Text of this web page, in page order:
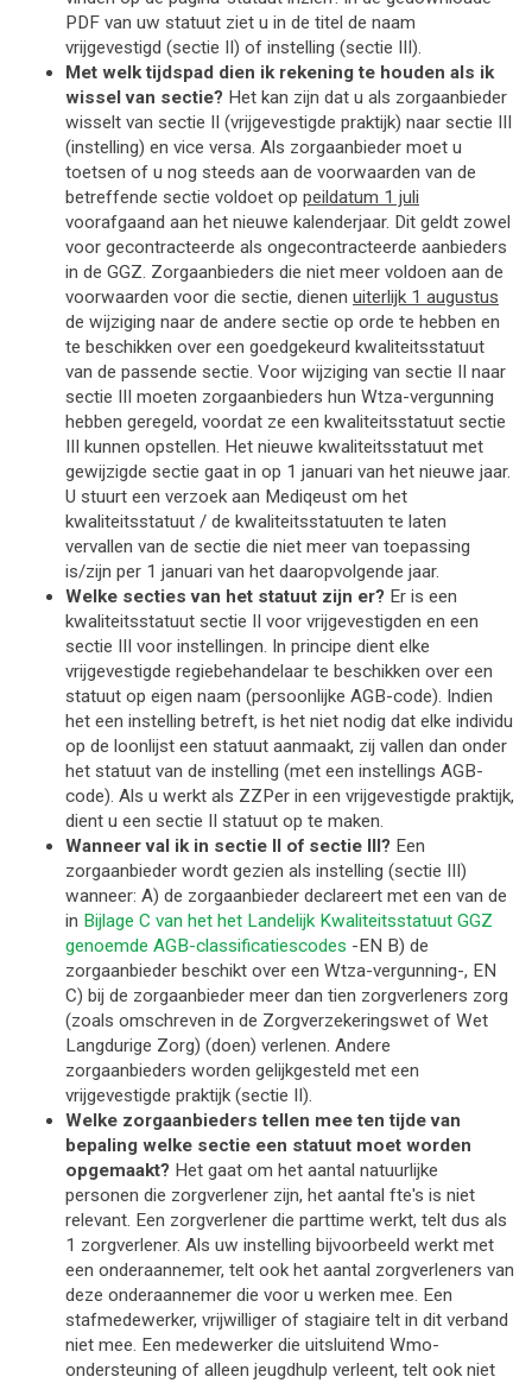
PDF van uw statuut ziet u in de titel de naam
vrijgevestigd (sectie II) of instelling (sectie III).
Met welk tijdspad dien ik rekening te houden als ik
wissel van sectie? Het kan zijn dat u als zorgaanbieder
wisselt van sectie II (vrijgevestigde praktijk) naar sectie III
(instelling) en vice versa. Als zorgaanbieder moet u
toetsen of u nog steeds aan de voorwaarden van de
betreffende sectie voldoet op peildatum 1 juli
voorafgaand aan het nieuwe kalenderjaar. Dit geldt zowel
voor gecontracteerde als ongecontracteerde aanbieders
in de GGZ. Zorgaanbieders die niet meer voldoen aan de
voorwaarden voor die sectie, dienen uiterlijk 1 augustus
de wijziging naar de andere sectie op orde te hebben en
te beschikken over een goedgekeurd kwaliteitsstatuut
van de passende sectie. Voor wijziging van sectie II naar
sectie III moeten zorgaanbieders hun Wtza-vergunning
hebben geregeld, voordat ze een kwaliteitsstatuut sectie
III kunnen opstellen. Het nieuwe kwaliteitsstatuut met
gewijzigde sectie gaat in op 1 januari van het nieuwe jaar.
U stuurt een verzoek aan Mediqeust om het
kwaliteitsstatuut / de kwaliteitsstatuuten te laten
vervallen van de sectie die niet meer van toepassing
is/zijn per 1 januari van het daaropvolgende jaar.
Welke secties van het statuut zijn er? Er is een
kwaliteitsstatuut sectie II voor vrijgevestigden en een
sectie III voor instellingen. In principe dient elke
vrijgevestigde regiebehandelaar te beschikken over een
statuut op eigen naam (persoonlijke AGB-code). Indien
het een instelling betreft, is het niet nodig dat elke individu
op de loonlijst een statuut aanmaakt, zij vallen dan onder
het statuut van de instelling (met een instellings AGB-
code). Als u werkt als ZZPer in een vrijgevestigde praktijk,
dient u een sectie II statuut op te maken.
Wanneer val ik in sectie II of sectie III? Een
zorgaanbieder wordt gezien als instelling (sectie III)
wanneer: A) de zorgaanbieder declareert met een van de
in Bijlage C van het het Landelijk Kwaliteitsstatuut GGZ
genoemde AGB-classificatiescodes -EN B) de
zorgaanbieder beschikt over een Wtza-vergunning-, EN
C) bij de zorgaanbieder meer dan tien zorgverleners zorg
(zoals omschreven in de Zorgverzekeringswet of Wet
Langdurige Zorg) (doen) verlenen. Andere
zorgaanbieders worden gelijkgesteld met een
vrijgevestigde praktijk (sectie II).
Welke zorgaanbieders tellen mee ten tijde van
bepaling welke sectie een statuut moet worden
opgemaakt? Het gaat om het aantal natuurlijke
personen die zorgverlener zijn, het aantal fte's is niet
relevant. Een zorgverlener die parttime werkt, telt dus als
1 zorgverlener. Als uw instelling bijvoorbeeld werkt met
een onderaannemer, telt ook het aantal zorgverleners van
deze onderaannemer die voor u werken mee. Een
stafmedewerker, vrijwilliger of stagiaire telt in dit verband
niet mee. Een medewerker die uitsluitend Wmo-
ondersteuning of alleen jeugdhulp verleent, telt ook niet